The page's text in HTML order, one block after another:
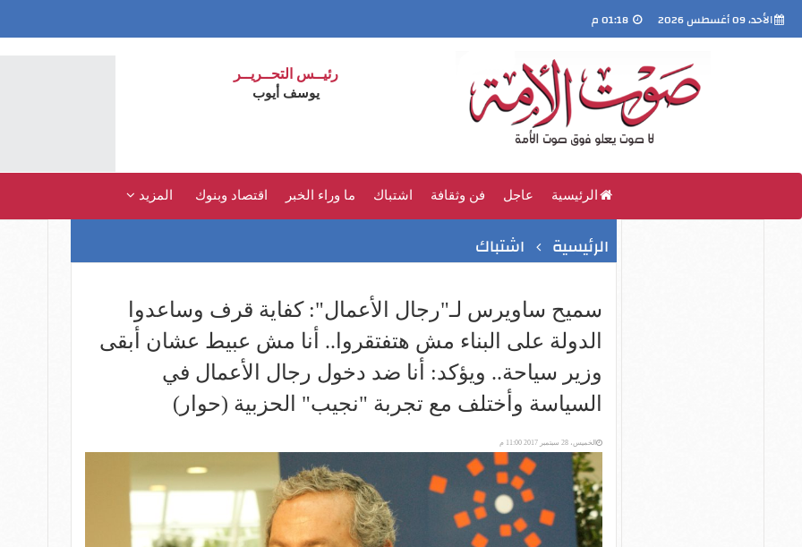
الأحد، 09 أغسطس 2026
رئيــس التحــريــر
يوسف أيوب
الرئيسية عاجل فن وثقافة اشتباك ما وراء الخبر اقتصاد وبنوك المزيد
الرئيسية اشتباك
سميح ساويرس لـ"رجال الأعمال": كفاية قرف وساعدوا
الدولة على البناء مش هتفتقروا.. أنا مش عبيط عشان أبقى
وزير سياحة.. ويؤكد: أنا ضد دخول رجال الأعمال في
السياسة وأختلف مع تجربة "نجيب" الحزبية (حوار)
الخميس، 28 سبتمبر 2017 11:00 م